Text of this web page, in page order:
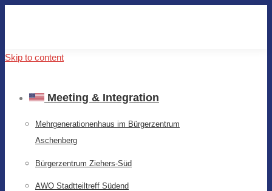
Skip to content
Meeting & Integration
Mehrgenerationenhaus im Bürgerzentrum
Aschenberg
Bürgerzentrum Ziehers-Süd
AWO Stadtteiltreff Südend